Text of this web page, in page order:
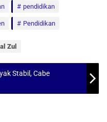
pendidikan
Pendidikan
Zul
Stabil, Cabe